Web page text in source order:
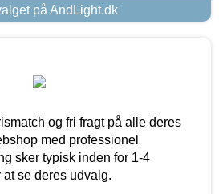
på AndLight.dk
og fri fragt på alle deres
med professionel
sker typisk inden for 1-4
se deres udvalg.